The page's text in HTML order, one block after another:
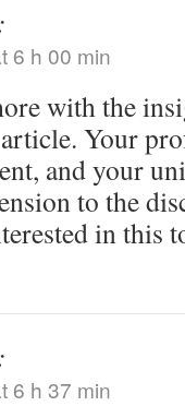
6 h 00 min
with the
Your
and your
to the
in this
6 h 37 min